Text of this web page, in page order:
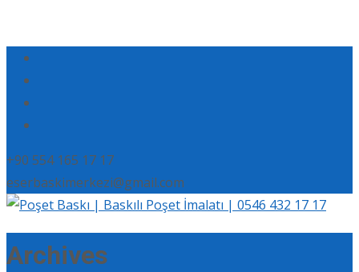
+90 554 165 17 17
eserbaskimerkezi@gmail.com
Archives